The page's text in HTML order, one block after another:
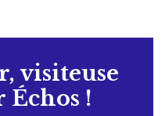
visiteuse
Échos !